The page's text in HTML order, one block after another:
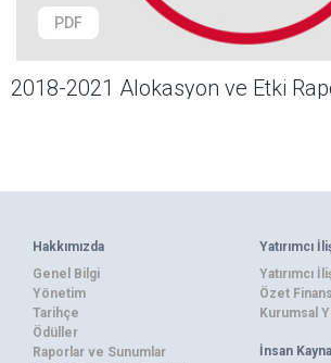
PDF
2018-2021 Alokasyon ve Etki
Hakkımızda
Genel Bilgi
Yönetim
Tarihçe
Ödüller
Raporlar ve Sunumlar
Yatırımcı
Yatırımcı
Özet
Kurumsal
İnsan